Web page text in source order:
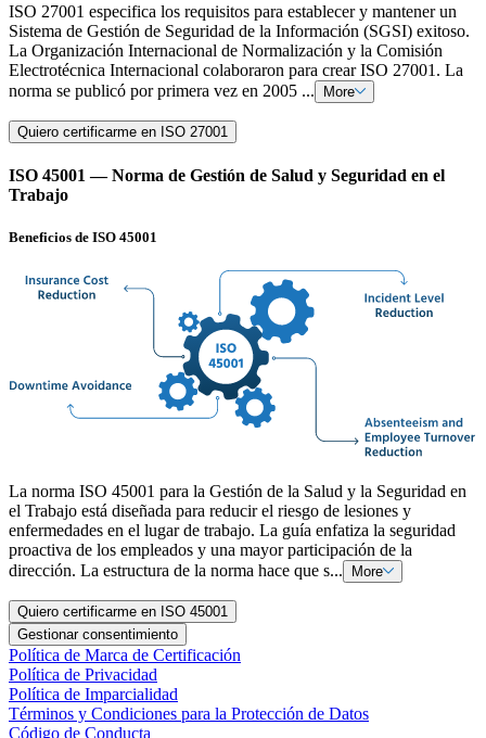
ISO 27001 especifica los requisitos para establecer y mantener un
Sistema de Gestión de Seguridad de la Información (SGSI) exitoso.
La Organización Internacional de Normalización y la Comisión
Electrotécnica Internacional colaboraron para crear ISO 27001. La
norma se publicó por primera vez en 2005 ...
More
Quiero certificarme en ISO 27001
ISO 45001 — Norma de Gestión de Salud y Seguridad en el
Trabajo
Beneficios de ISO 45001
La norma ISO 45001 para la Gestión de la Salud y la Seguridad en
el Trabajo está diseñada para reducir el riesgo de lesiones y
enfermedades en el lugar de trabajo. La guía enfatiza la seguridad
proactiva de los empleados y una mayor participación de la
dirección. La estructura de la norma hace que s...
More
Quiero certificarme en ISO 45001
Gestionar consentimiento
Política de Marca de Certificación
Política de Privacidad
Política de Imparcialidad
Términos y Condiciones para la Protección de Datos
Código de Conducta